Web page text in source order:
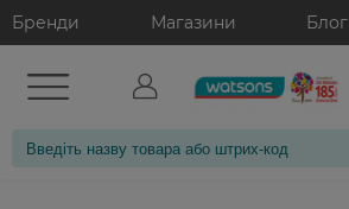
Бренди Магазини Блог